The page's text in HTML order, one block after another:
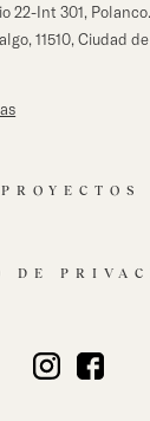
22-Int 301, Polanco.
11510, Ciudad de
PROYECTOS
DE